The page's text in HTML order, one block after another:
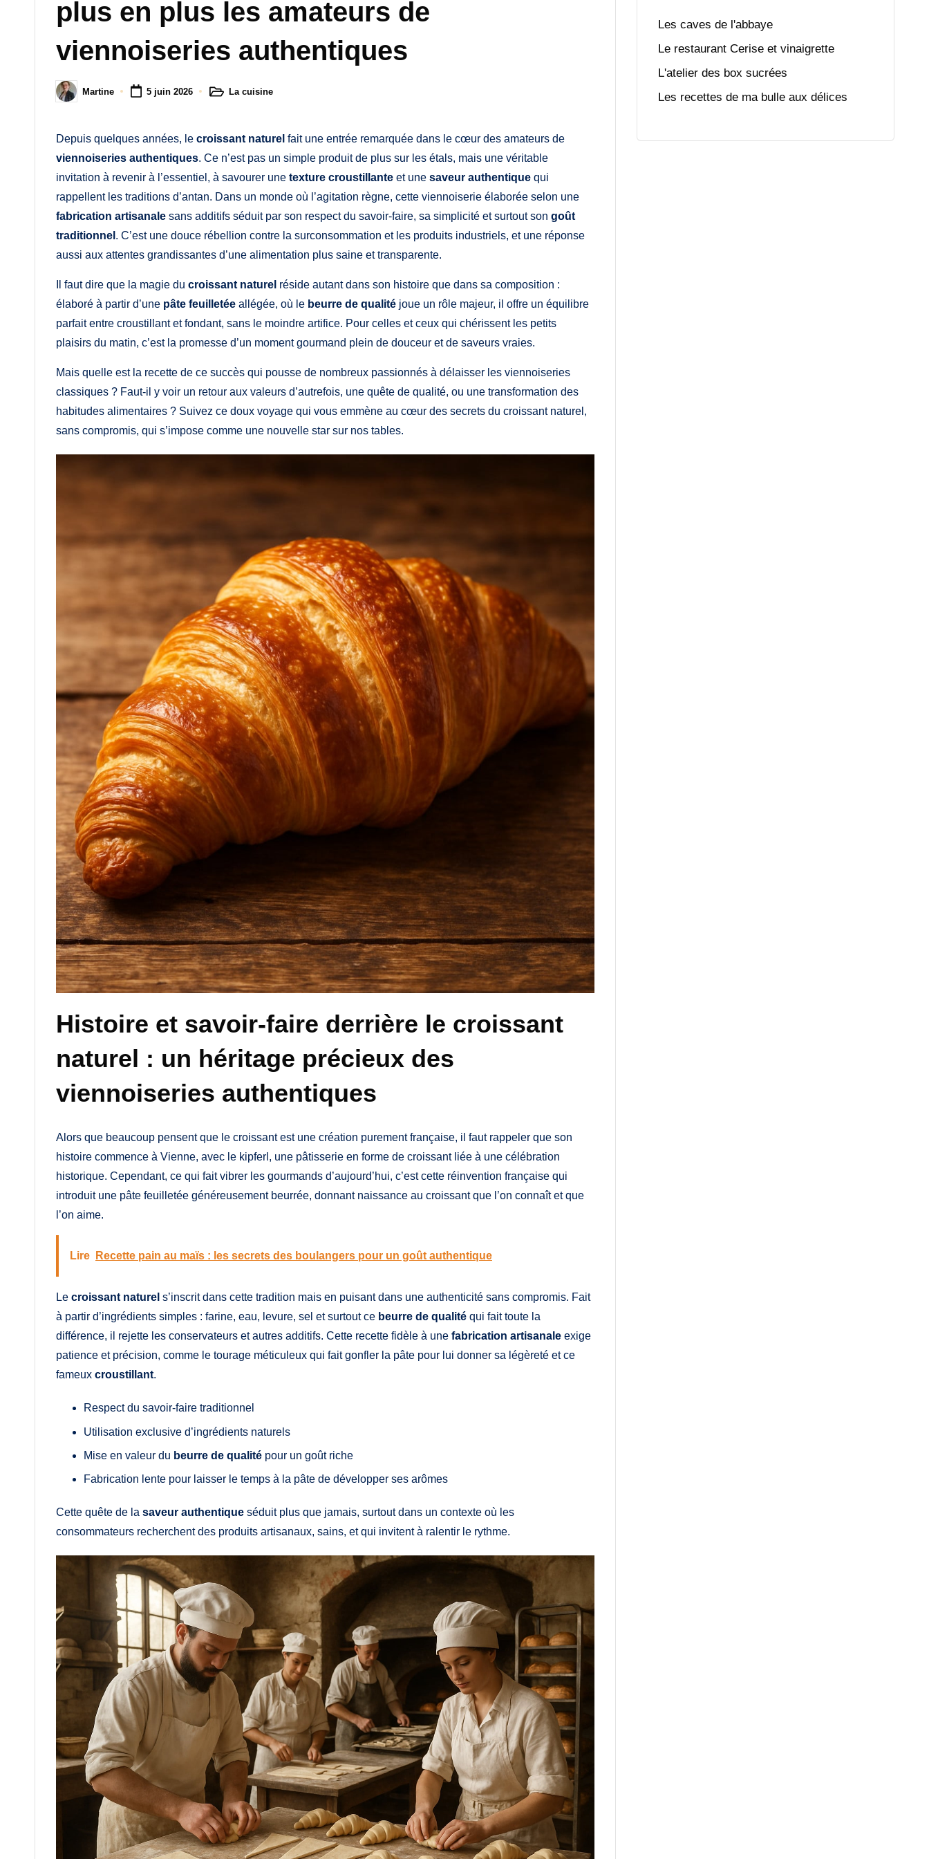
plus en plus les amateurs de
viennoiseries authentiques
PostedMartine 5 juin 2026
PostedLa cuisine
Depuis quelques années, le croissant naturel fait une entrée remarquée dans le cœur des amateurs de
viennoiseries authentiques. Ce n’est pas un simple produit de plus sur les étals, mais une véritable
invitation à revenir à l’essentiel, à savourer une texture croustillante et une saveur authentique qui
rappellent les traditions d’antan. Dans un monde où l’agitation règne, cette viennoiserie élaborée selon une
fabrication artisanale sans additifs séduit par son respect du savoir-faire, sa simplicité et surtout son goût
traditionnel . C’est une douce rébellion contre la surconsommation et les produits industriels, et une réponse
aussi aux attentes grandissantes d’une alimentation plus saine et transparente.
Il faut dire que la magie du croissant naturel réside autant dans son histoire que dans sa composition :
élaboré à partir d’une pâte feuilletée allégée, où le beurre de qualité joue un rôle majeur, il offre un équilibre
parfait entre croustillant et fondant, sans le moindre artifice. Pour celles et ceux qui chérissent les petits
plaisirs du matin, c’est la promesse d’un moment gourmand plein de douceur et de saveurs vraies.
Mais quelle est la recette de ce succès qui pousse de nombreux passionnés à délaisser les viennoiseries
classiques ? Faut-il y voir un retour aux valeurs d’autrefois, une quête de qualité, ou une transformation des
habitudes alimentaires ? Suivez ce doux voyage qui vous emmène au cœur des secrets du croissant naturel,
sans compromis, qui s’impose comme une nouvelle star sur nos tables.
Histoire et savoir-faire derrière le croissant
naturel : un héritage précieux des
viennoiseries authentiques
Alors que beaucoup pensent que le croissant est une création purement française, il faut rappeler que son
histoire commence à Vienne, avec le kipferl, une pâtisserie en forme de croissant liée à une célébration
historique. Cependant, ce qui fait vibrer les gourmands d’aujourd’hui, c’est cette réinvention française qui
introduit une pâte feuilletée généreusement beurrée, donnant naissance au croissant que l’on connaît et que
l’on aime.
Lire Recette pain au maïs : les secrets des boulangers pour un goût authentique
Le croissant naturel s’inscrit dans cette tradition mais en puisant dans une authenticité sans compromis. Fait
à partir d’ingrédients simples : farine, eau, levure, sel et surtout ce beurre de qualité qui fait toute la
différence, il rejette les conservateurs et autres additifs. Cette recette fidèle à une fabrication artisanale exige
patience et précision, comme le tourage méticuleux qui fait gonfler la pâte pour lui donner sa légèreté et ce
fameux croustillant.
Respect du savoir-faire traditionnel
Utilisation exclusive d’ingrédients naturels
Mise en valeur du beurre de qualité pour un goût riche
Fabrication lente pour laisser le temps à la pâte de développer ses arômes
Cette quête de la saveur authentique séduit plus que jamais, surtout dans un contexte où les
consommateurs recherchent des produits artisanaux, sains, et qui invitent à ralentir le rythme.
Les caves de l'abbaye
Le restaurant Cerise et vinaigrette
L'atelier des box sucrées
Les recettes de ma bulle aux délices